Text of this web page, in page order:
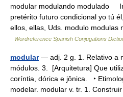
modular modulando modulado
pretérito futuro condicional yo tú
ellos, ellas, Uds. modulo modulas
Wordreference Spanish Conjugations
modular— adj. 2 g. 1. Relativo a
módulos. 3. [Arquitetura] Que
coríntia, dórica e jônica. ‣
modelar. modular v. tr. 1.